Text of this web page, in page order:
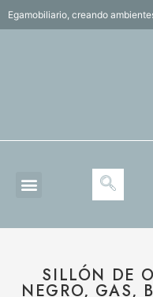
Egamobiliario, creando
SILLÓN DE
NEGRO, GAS,